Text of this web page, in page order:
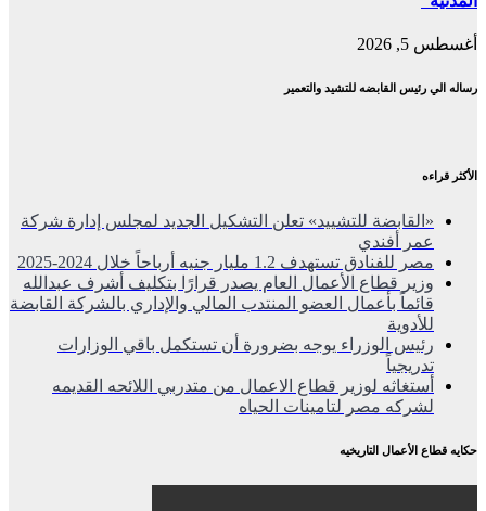
أغسطس 5, 2026
رساله الي رئيس القابضه للتشيد والتعمير
الأكثر قراءه
«القابضة للتشييد» تعلن التشكيل الجديد لمجلس إدارة شركة
عمر أفندي
مصر للفنادق تستهدف 1.2 مليار جنيه أرباحاً خلال 2024-2025
وزير قطاع الأعمال العام يصدر قرارًا بتكليف أشرف عبدالله
قائماً بأعمال العضو المنتدب المالي والإداري بالشركة القابضة
للأدوية
رئيس الوزراء يوجه بضرورة أن تستكمل باقي الوزارات
تدريجياً
أستغاثه لوزير قطاع الاعمال من متدربي اللائحه القديمه
لشركه مصر لتامينات الحياه
حكايه قطاع الأعمال التاريخيه